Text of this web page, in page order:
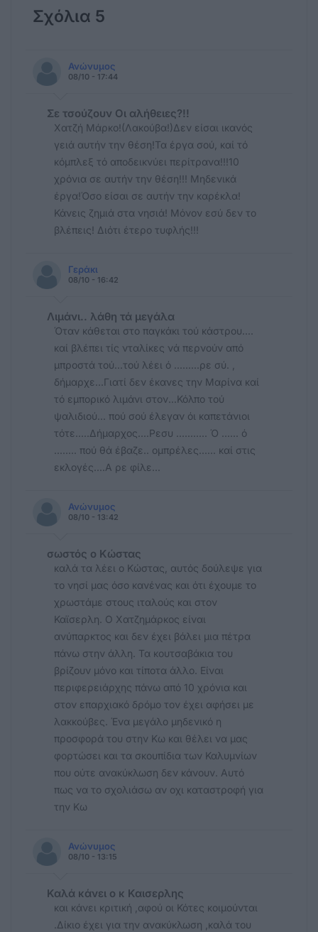
Σχόλια 5
Ανώνυμος
08/10 - 17:44
Σε τσούζουν Οι αλήθειες?!!
Χατζή Μάρκο!(Λακούβα!)Δεν είσαι ικανός
γειά αυτήν την θέση!Τα έργα σού, καί τό
κόμπλεξ τό αποδεικνύει περίτρανα!!!10
χρόνια σε αυτήν την θέση!!! Μηδενικά
έργα!Όσο είσαι σε αυτήν την καρέκλα!
Κάνεις ζημιά στα νησιά! Μόνον εσύ δεν το
βλέπεις! Διότι έτερο τυφλής!!!
Γεράκι
08/10 - 16:42
Λιμάνι.. λάθη τά μεγάλα
Όταν κάθεται στο παγκάκι τού κάστρου....
καί βλέπει τίς νταλίκες νά περνούν από
μπροστά τού...τού λέει ό .........ρε σύ. ,
δήμαρχε...Γιατί δεν έκανες την Μαρίνα καί
τό εμπορικό λιμάνι στον...Κόλπο τού
ψαλιδιού... πού σού έλεγαν όι καπετάνιοι
τότε.....Δήμαρχος....Ρεσυ ........... Ό ...... ό
........ πού θά έβαζε.. ομπρέλες...... καί στις
εκλογές....Α ρε φίλε...
Ανώνυμος
08/10 - 13:42
σωστός ο Κώστας
καλά τα λέει ο Κώστας, αυτός δούλεψε για
το νησί μας όσο κανένας και ότι έχουμε το
χρωστάμε στους ιταλούς και στον
Καϊσερλη. Ο Χατζημάρκος είναι
ανύπαρκτος και δεν έχει βάλει μια πέτρα
πάνω στην άλλη. Τα κουτσαβάκια του
βρίζουν μόνο και τίποτα άλλο. Είναι
περιφερειάρχης πάνω από 10 χρόνια και
στον επαρχιακό δρόμο τον έχει αφήσει με
λακκούβες. Ένα μεγάλο μηδενικό η
προσφορά του στην Κω και θέλει να μας
φορτώσει και τα σκουπίδια των Καλυμνίων
που ούτε ανακύκλωση δεν κάνουν. Αυτό
πως να το σχολιάσω αν οχι καταστροφή για
την Κω
Ανώνυμος
08/10 - 13:15
Καλά κάνει ο κ Καισερλης
και κάνει κριτική ,αφού οι Κότες κοιμούνται
.Δίκιο έχει για την ανακύκλωση ,καλά του